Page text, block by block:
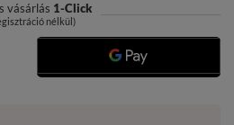
vásárlás 1-Click
nélkül)